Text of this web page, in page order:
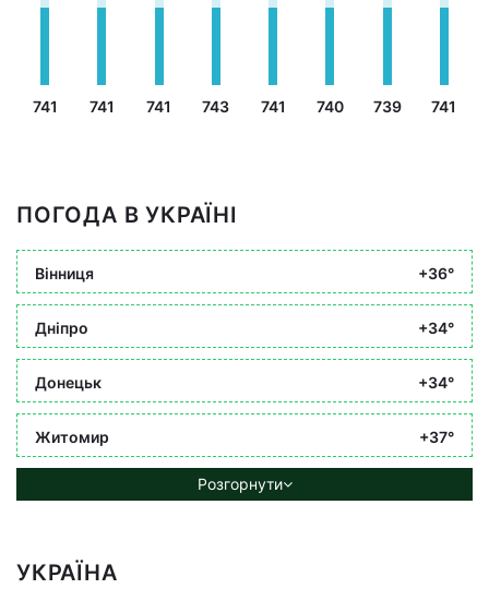
741 741 741 743 741 740 739 741
ПОГОДА В УКРАЇНІ
Вінниця +36°
Дніпро +34°
Донецьк +34°
Житомир +37°
Розгорнути
УКРАЇНА